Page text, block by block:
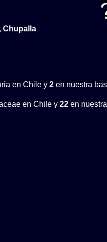
Chupalla
en Chile y 2 en nuestra
en Chile y 22 en